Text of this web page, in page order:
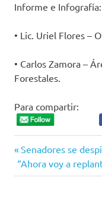
Informe e Infografía:
• Lic. Uriel Flores –
• Carlos Zamora –
Forestales.
Para compartir:
de
Entrada
anterior:
Senadores se
Siguiente
entrada:
“Ahora voy a